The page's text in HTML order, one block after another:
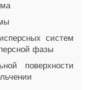
систем
фазы
поверхности